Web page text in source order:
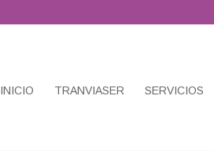
INICIO TRANVIASER SERVICIOS